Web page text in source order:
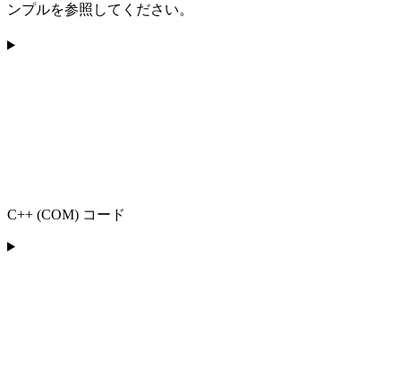
ンプルを参照してください。
C++ (COM) コード